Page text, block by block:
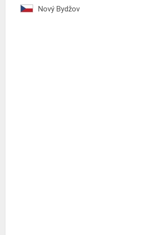
Nový Bydžov